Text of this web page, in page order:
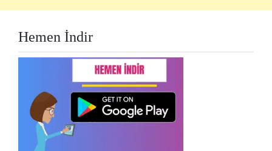
Hemen İndir